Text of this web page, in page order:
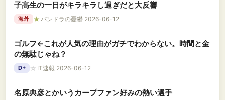
子高生の一日がキラキラし過ぎだと大反響
海外 ★ パンドラの憂鬱 2026-06-12
ゴルフ←これが人気の理由がガチでわからない。時間と金
の無駄じゃね？
D+ ☆ IT速報 2026-06-12
名原典彦とかいうカープファン好みの熱い選手